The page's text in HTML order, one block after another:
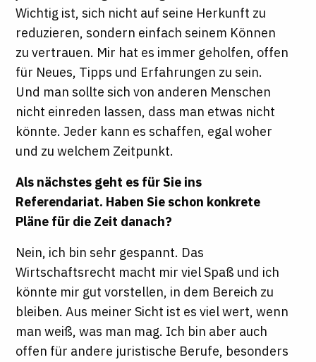
Wichtig ist, sich nicht auf seine Herkunft zu
reduzieren, sondern einfach seinem Können
zu vertrauen. Mir hat es immer geholfen, offen
für Neues, Tipps und Erfahrungen zu sein.
Und man sollte sich von anderen Menschen
nicht einreden lassen, dass man etwas nicht
könnte. Jeder kann es schaffen, egal woher
und zu welchem Zeitpunkt.
Als nächstes geht es für Sie ins
Referendariat. Haben Sie schon konkrete
Pläne für die Zeit danach?
Nein, ich bin sehr gespannt. Das
Wirtschaftsrecht macht mir viel Spaß und ich
könnte mir gut vorstellen, in dem Bereich zu
bleiben. Aus meiner Sicht ist es viel wert, wenn
man weiß, was man mag. Ich bin aber auch
offen für andere juristische Berufe, besonders